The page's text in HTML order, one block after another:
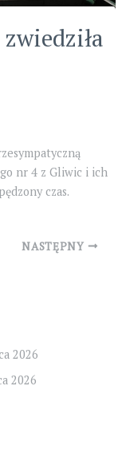
nr 4 z Gliwic i ich
czas.
NASTĘPNY
2026
2026